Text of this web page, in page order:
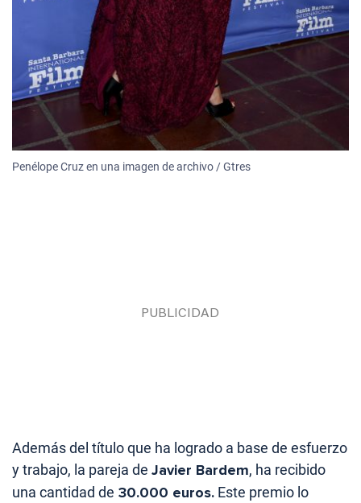
Penélope Cruz en una imagen de archivo / Gtres
Además del título que ha logrado a base de esfuerzo
y trabajo, la pareja de Javier Bardem, ha recibido
una cantidad de 30.000 euros. Este premio lo